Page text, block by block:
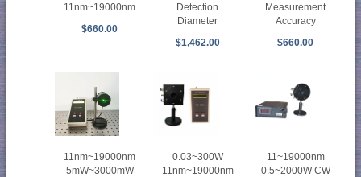
11nm~19000nm
$660.00
Detection
Diameter
$1,462.00
Measurement
Accuracy
$660.00
11nm~19000nm
5mW~3000mW
0.03~300W
11nm~19000nm
11~19000nm
0.5~2000W CW